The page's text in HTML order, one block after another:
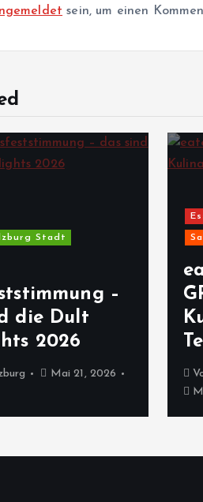
sein, um einen
Stadt
–
die Dult
2026
Mai 21, 2026